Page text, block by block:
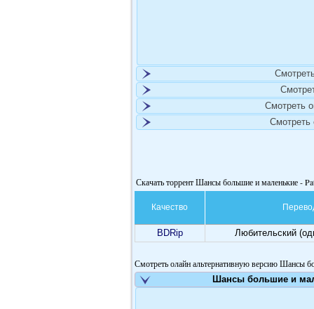
Смотреть
Смотреть
Скачать торрент Шансы большие и маленькие -
Качество
BDRip Любительский
Смотреть олайн альтернативную версию Шансы
Шансы большие и